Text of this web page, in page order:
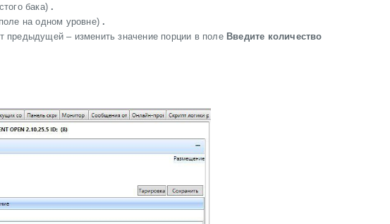
бака) .
на одном уровне) .
предыдущей – изменить значение порции в поле Введите количество